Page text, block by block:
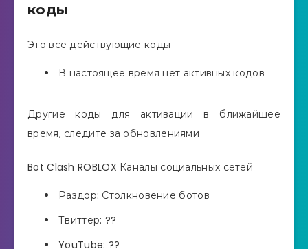
коды
Это все действующие коды
В настоящее время нет активных кодов
Другие коды для активации в ближайшее
время, следите за обновлениями
Bot Clash ROBLOX Каналы социальных сетей
Раздор: Столкновение ботов
Твиттер: ??
YouTube: ??